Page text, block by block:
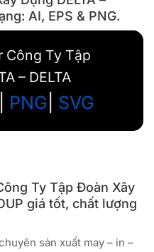
AI, EPS & PNG.
Công Ty Tập
– DELTA
PNG SVG
Ty Tập Đoàn Xây
giá tốt, chất lượng
sản xuất may – in –